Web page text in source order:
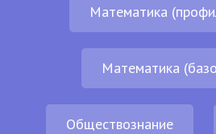
Математика
Математика
Обществознание